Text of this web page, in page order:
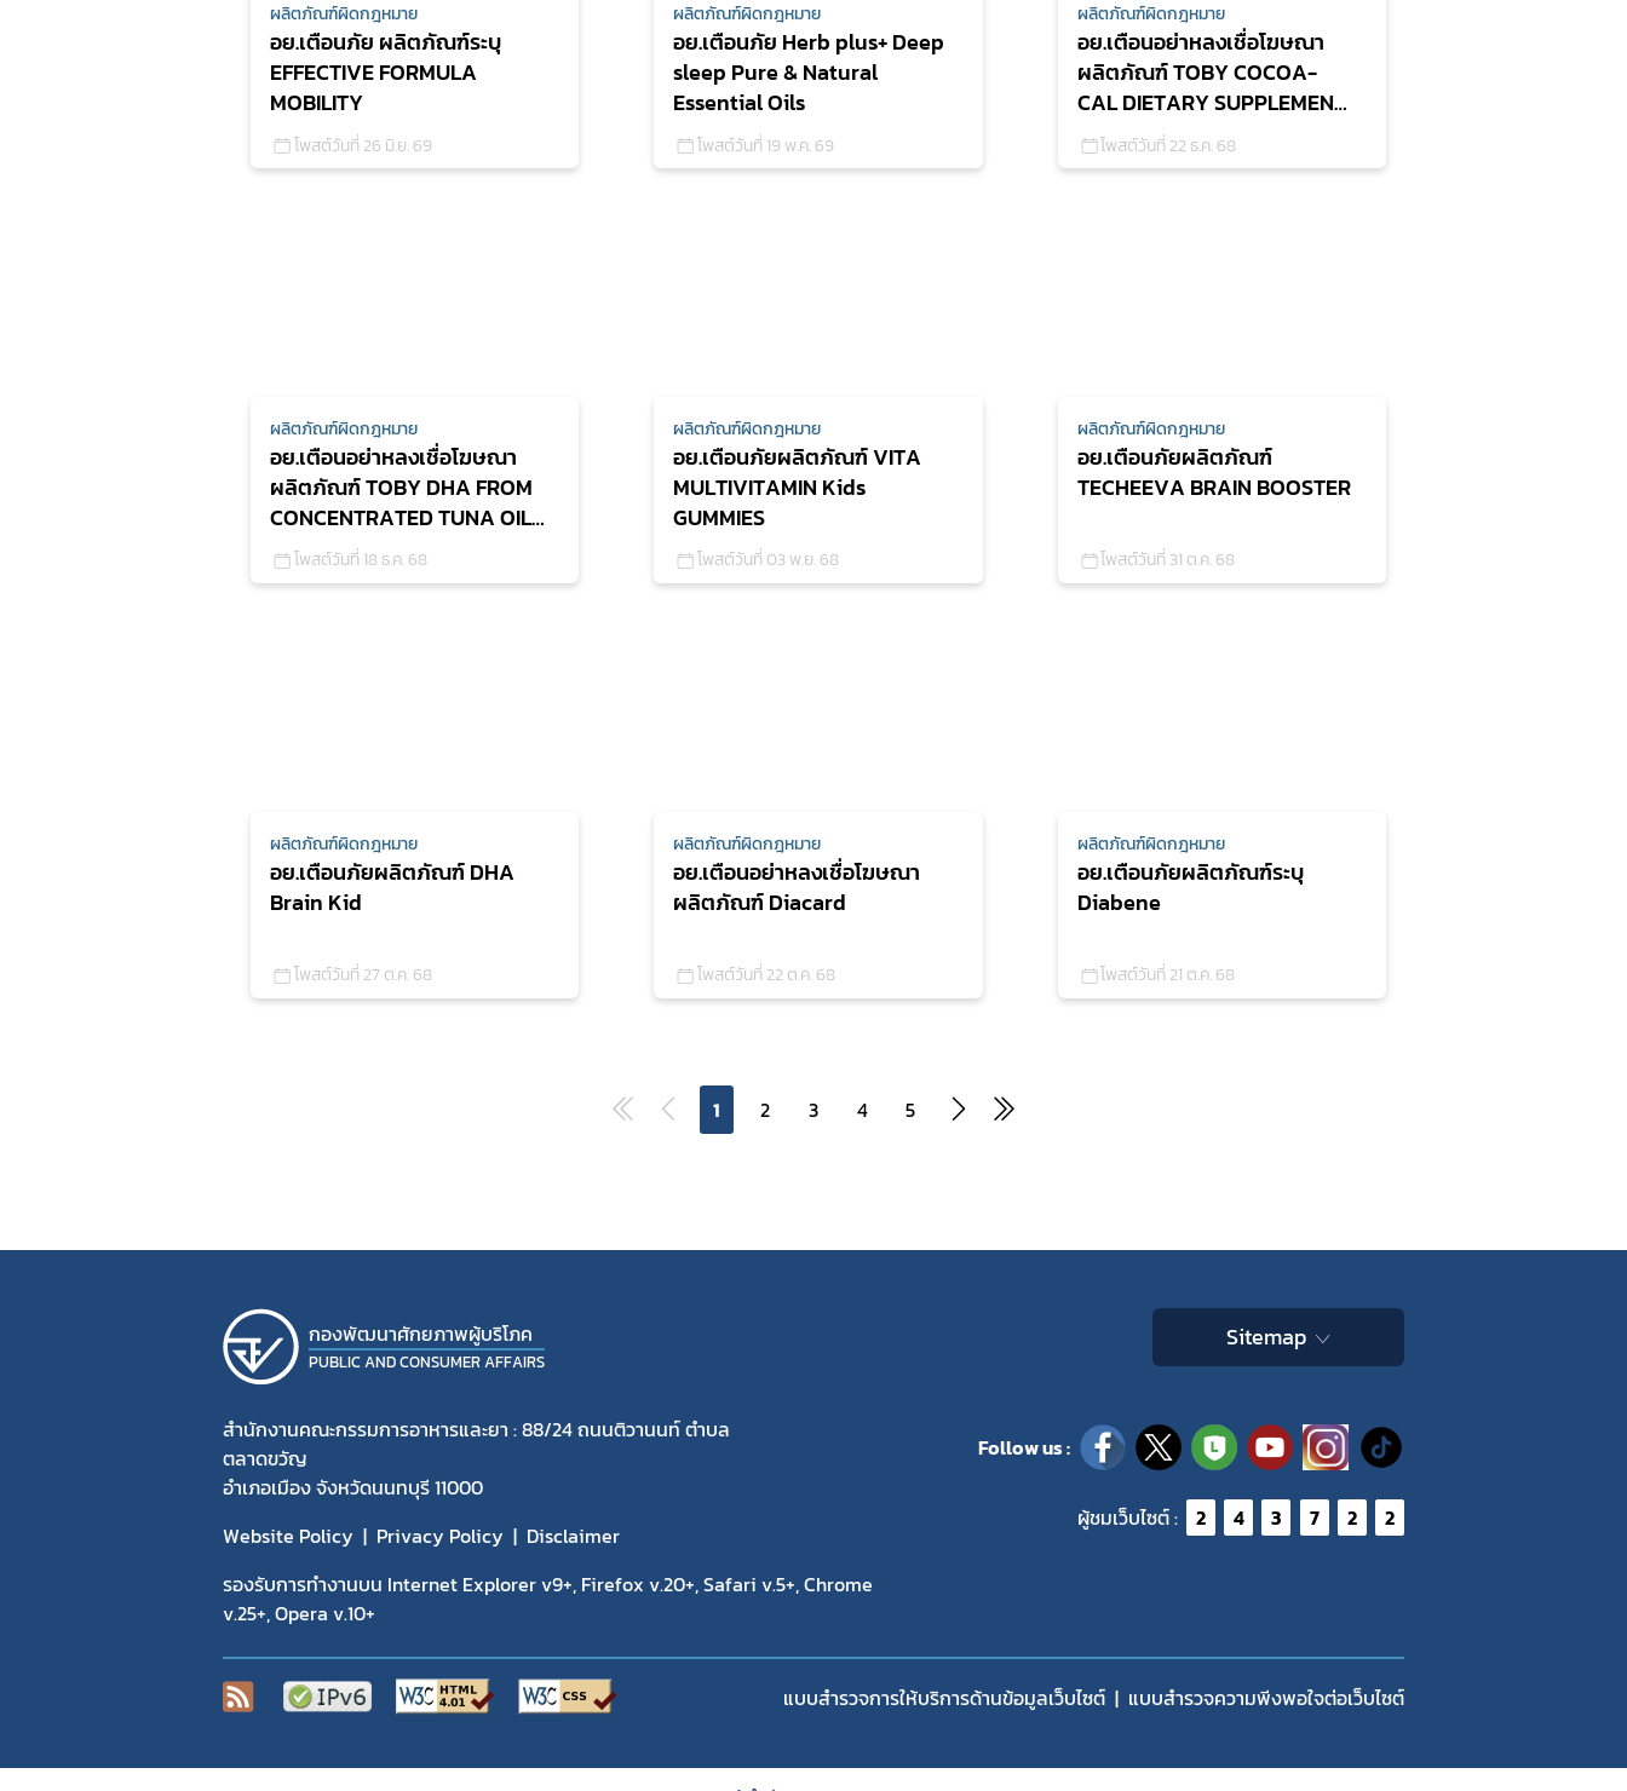
ผลิตภัณฑ์ผิดกฎหมาย
อย.เตือนภัย ผลิตภัณฑ์ระบุ
EFFECTIVE FORMULA
MOBILITY
โพสต์วันที่ 26 มิ.ย. 69
ผลิตภัณฑ์ผิดกฎหมาย
อย.เตือนภัย Herb plus+ Deep
sleep Pure & Natural
Essential Oils
โพสต์วันที่ 19 พ.ค. 69
ผลิตภัณฑ์ผิดกฎหมาย
อย.เตือนอย่าหลงเชื่อโฆษณา
ผลิตภัณฑ์ TOBY COCOA-
CAL DIETARY SUPPLEMENT
PRODUCT
โพสต์วันที่ 22 ธ.ค. 68
ผลิตภัณฑ์ผิดกฎหมาย
อย.เตือนอย่าหลงเชื่อโฆษณา
ผลิตภัณฑ์ TOBY DHA FROM
CONCENTRATED TUNA OIL
DIETARY SUPPLEMENT
PRODUCT
โพสต์วันที่ 18 ธ.ค. 68
ผลิตภัณฑ์ผิดกฎหมาย
อย.เตือนภัยผลิตภัณฑ์ VITA
MULTIVITAMIN Kids
GUMMIES
โพสต์วันที่ 03 พ.ย. 68
ผลิตภัณฑ์ผิดกฎหมาย
อย.เตือนภัยผลิตภัณฑ์
TECHEEVA BRAIN BOOSTER
โพสต์วันที่ 31 ต.ค. 68
ผลิตภัณฑ์ผิดกฎหมาย
อย.เตือนภัยผลิตภัณฑ์ DHA
Brain Kid
โพสต์วันที่ 27 ต.ค. 68
ผลิตภัณฑ์ผิดกฎหมาย
อย.เตือนอย่าหลงเชื่อโฆษณา
ผลิตภัณฑ์ Diacard
โพสต์วันที่ 22 ต.ค. 68
ผลิตภัณฑ์ผิดกฎหมาย
อย.เตือนภัยผลิตภัณฑ์ระบุ
Diabene
โพสต์วันที่ 21 ต.ค. 68
1 2 3 4 5
กองพัฒนาศักยภาพผู้บริโภค
PUBLIC AND CONSUMER AFFAIRS
สำนักงานคณะกรรมการอาหารและยา : 88/24 ถนนติวานนท์ ตำบล
ตลาดขวัญ
อำเภอเมือง จังหวัดนนทบุรี 11000
Website Policy
Privacy Policy
Disclaimer
รองรับการทำงานบน Internet Explorer v9+, Firefox v.20+, Safari v.5+, Chrome
v.25+, Opera v.10+
Sitemap
Follow us :
ผู้ชมเว็บไซต์ : 2 4 3 7 2 2
แบบสำรวจการให้บริการด้านข้อมูลเว็บไซต์ แบบสำรวจความพีงพอใจต่อเว็บไซต์